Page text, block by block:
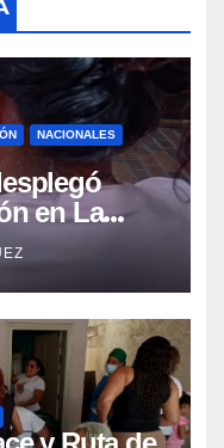
NACIONALES
en La
protección